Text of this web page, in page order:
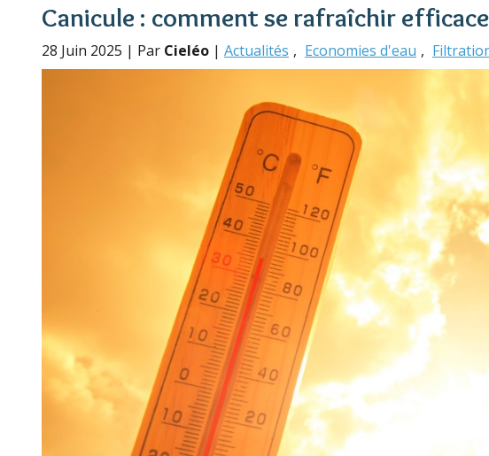
Canicule : comment se rafraîchir
28 Juin 2025 | Par Cieléo | Actualités Economies d'eau